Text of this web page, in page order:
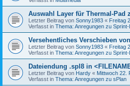
Auswahl Layer für Thermal-Pad
Letzter Beitrag von Sonny1983 « Freitag
Verfasst in Thema: Anregungen zu
Versehentliches Verschieben
Letzter Beitrag von Sonny1983 « Freitag
Verfasst in Thema: Anregungen zu
Dateiendung .spl8 in
Letzter Beitrag von Hardy « Mittwoch 22.
Verfasst in Thema: Anregungen zu sPlan